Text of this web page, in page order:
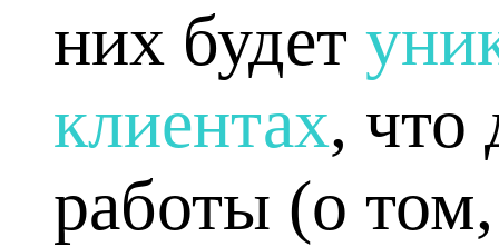
них будет
клиентах, что
работы (о том,